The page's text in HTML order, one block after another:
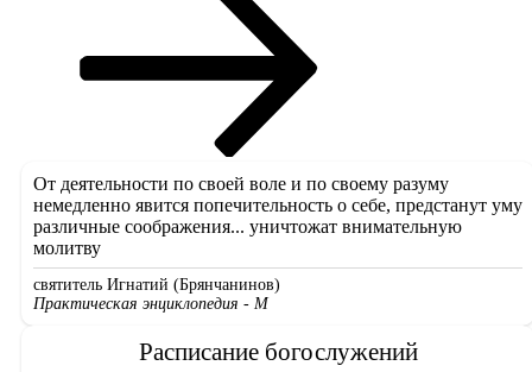
От деятельности по своей воле и по своему разуму
немедленно явится попечительность о себе, предстанут уму
различные соображения... уничтожат внимательную
молитву
святитель Игнатий (Брянчанинов)
Практическая энциклопедия - М
Расписание богослужений